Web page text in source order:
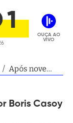
OUÇA AO
VIVO
/ Após nove
Boris Casoy
Boris Casoy